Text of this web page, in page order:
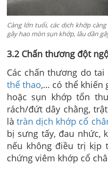
Càng lớn tuổi, các dịch khớp
gây hao mòn sụn khớp, lâu dần
3.2 Chấn thương đột
Các chấn thương do tai
thể thao,… có thể khiến
hoặc sụn khớp tổn
rách/đứt dây chằng,
làtràn dịch khớp cổ
bị sưng tấy, đau nhức,
nếu không điều trị kịp
chứng viêm khớp cổ